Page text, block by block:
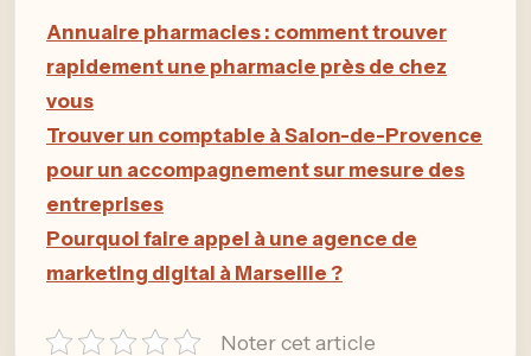
Annuaire pharmacies : comment trouver
rapidement une pharmacie près de chez
vous
Trouver un comptable à Salon-de-Provence
pour un accompagnement sur mesure des
entreprises
Pourquoi faire appel à une agence de
marketing digital à Marseille ?
Noter cet article